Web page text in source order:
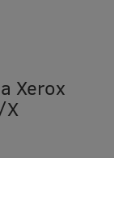
Xerox
X